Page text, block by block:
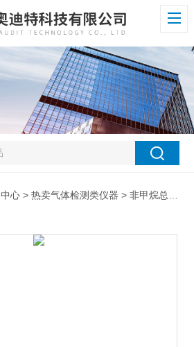
心 >热卖气体检测类仪器 >非甲烷总烃检测仪